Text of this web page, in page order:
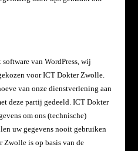
van WordPress, wij
voor ICT Dokter Zwolle.
van onze dienstverlening aan
deze partij gedeeld. ICT Dokter
om ons (technische)
uw gegevens nooit gebruiken
Zwolle is op basis van de